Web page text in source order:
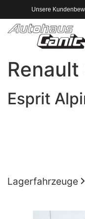
Unsere
Renault
Esprit
Lagerfahrzeuge